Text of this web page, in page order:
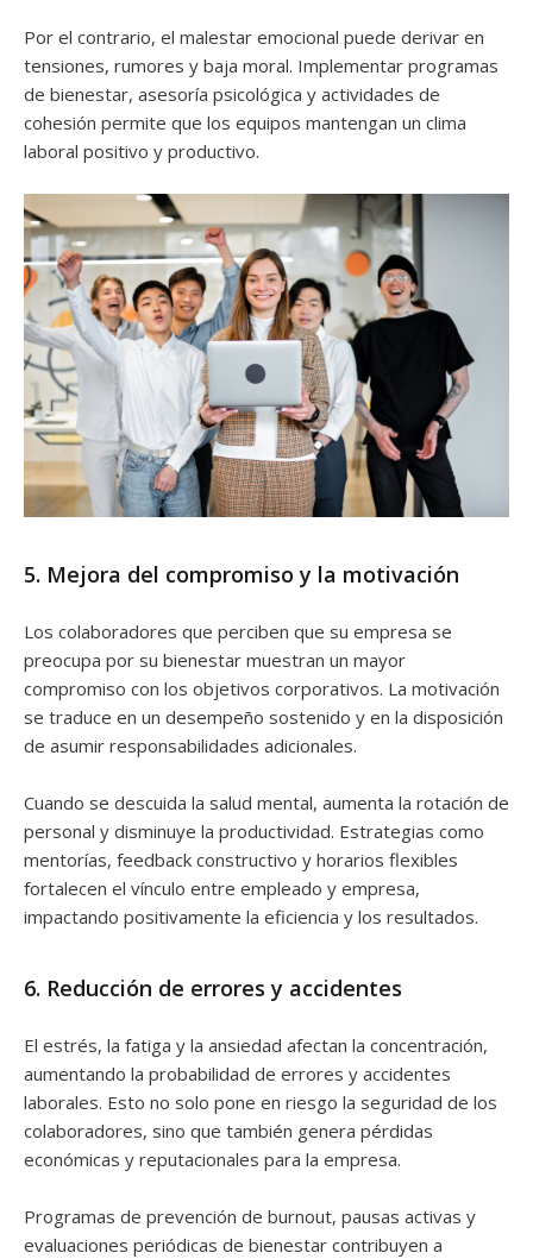
Por el contrario, el malestar emocional puede derivar en
tensiones, rumores y baja moral. Implementar programas
de bienestar, asesoría psicológica y actividades de
cohesión permite que los equipos mantengan un clima
laboral positivo y productivo.
5. Mejora del compromiso y la motivación
Los colaboradores que perciben que su empresa se
preocupa por su bienestar muestran un mayor
compromiso con los objetivos corporativos. La motivación
se traduce en un desempeño sostenido y en la disposición
de asumir responsabilidades adicionales.
Cuando se descuida la salud mental, aumenta la rotación de
personal y disminuye la productividad. Estrategias como
mentorías, feedback constructivo y horarios flexibles
fortalecen el vínculo entre empleado y empresa,
impactando positivamente la eficiencia y los resultados.
6. Reducción de errores y accidentes
El estrés, la fatiga y la ansiedad afectan la concentración,
aumentando la probabilidad de errores y accidentes
laborales. Esto no solo pone en riesgo la seguridad de los
colaboradores, sino que también genera pérdidas
económicas y reputacionales para la empresa.
Programas de prevención de burnout, pausas activas y
evaluaciones periódicas de bienestar contribuyen a